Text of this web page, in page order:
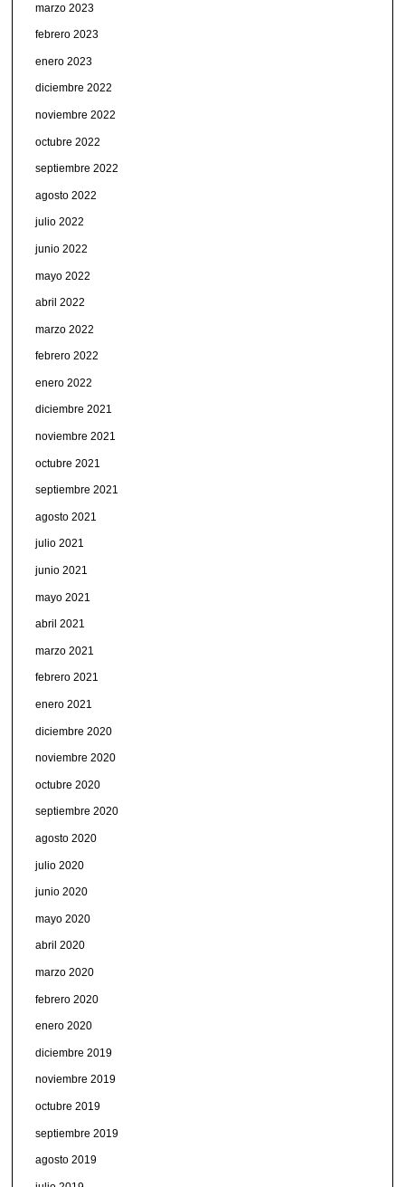
marzo 2023
febrero 2023
enero 2023
diciembre 2022
noviembre 2022
octubre 2022
septiembre 2022
agosto 2022
julio 2022
junio 2022
mayo 2022
abril 2022
marzo 2022
febrero 2022
enero 2022
diciembre 2021
noviembre 2021
octubre 2021
septiembre 2021
agosto 2021
julio 2021
junio 2021
mayo 2021
abril 2021
marzo 2021
febrero 2021
enero 2021
diciembre 2020
noviembre 2020
octubre 2020
septiembre 2020
agosto 2020
julio 2020
junio 2020
mayo 2020
abril 2020
marzo 2020
febrero 2020
enero 2020
diciembre 2019
noviembre 2019
octubre 2019
septiembre 2019
agosto 2019